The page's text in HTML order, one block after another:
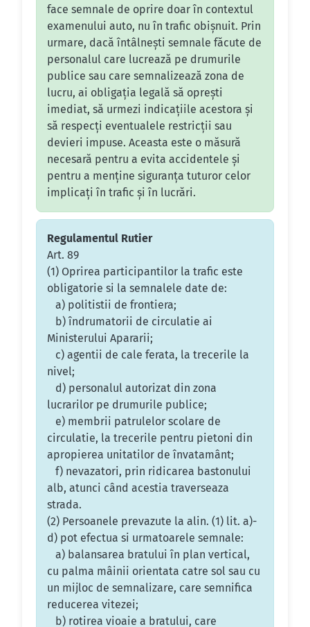
face semnale de oprire doar în contextul
examenului auto, nu în trafic obișnuit. Prin
urmare, dacă întâlnești semnale făcute de
personalul care lucrează pe drumurile
publice sau care semnalizează zona de
lucru, ai obligația legală să oprești
imediat, să urmezi indicațiile acestora și
să respecți eventualele restricții sau
devieri impuse. Aceasta este o măsură
necesară pentru a evita accidentele și
pentru a menține siguranța tuturor celor
implicați în trafic și în lucrări.
Regulamentul Rutier
Art. 89
(1) Oprirea participantilor la trafic este
obligatorie si la semnalele date de:
a) politistii de frontiera;
b) îndrumatorii de circulatie ai
Ministerului Apararii;
c) agentii de cale ferata, la trecerile la
nivel;
d) personalul autorizat din zona
lucrarilor pe drumurile publice;
e) membrii patrulelor scolare de
circulatie, la trecerile pentru pietoni din
apropierea unitatilor de învatamânt;
f) nevazatori, prin ridicarea bastonului
alb, atunci când acestia traverseaza
strada.
(2) Persoanele prevazute la alin. (1) lit. a)-
d) pot efectua si urmatoarele semnale:
a) balansarea bratului în plan vertical,
cu palma mâinii orientata catre sol sau cu
un mijloc de semnalizare, care semnifica
reducerea vitezei;
b) rotirea vioaie a bratului, care